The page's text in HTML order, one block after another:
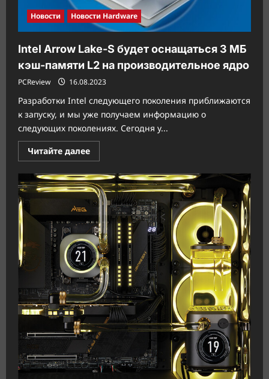
Новости Новости Hardware
Intel Arrow Lake-S будет оснащаться 3 МБ
кэш-памяти L2 на производительное ядро
PCReview 16.08.2023
Разработки Intel следующего поколения приближаются
к запуску, и мы уже получаем информацию о
следующих поколениях. Сегодня у...
Читайте далееПрочитать
больше
Intel
Arrow
Lake-
S
будет
оснащаться
3
МБ
кэш-
памяти
L2
на
производительное
ядро